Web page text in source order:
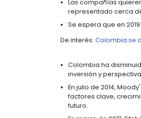
El flujo de
con un
Las
2,6% con
(3,9%);